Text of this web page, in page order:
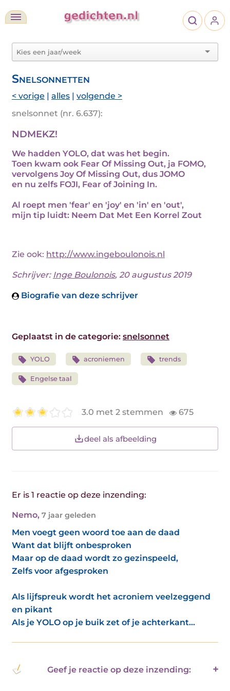
Snelsonnetten
< vorige | alles | volgende >
snelsonnet (nr. 6.637):
NDMEKZ!
We hadden YOLO, dat was het begin.
Toen kwam ook Fear Of Missing Out, ja FOMO,
vervolgens Joy Of Missing Out, dus JOMO
en nu zelfs FOJI, Fear of Joining In.
Al roept men 'fear' en 'joy' en 'in' en 'out',
mijn tip luidt: Neem Dat Met Een Korrel Zout
Zie ook: http://www.ingeboulonois.nl
Schrijver: Inge Boulonois, 20 augustus 2019
Biografie van deze schrijver
Geplaatst in de categorie: snelsonnet
YOLO acroniemen trends
Engelse taal
3.0 met 2 stemmen 675
deel als afbeelding
Er is 1 reactie op deze inzending:
Nemo, 7 jaar geleden
Men voegt geen woord toe aan de daad
Want dat blijft onbesproken
Maar op de daad wordt zo gezinspeeld,
Zelfs voor afgesproken
Als lijfspreuk wordt het acroniem veelzeggend
en pikant
Als je YOLO op je buik zet of je achterkant...
Geef je reactie op deze inzending: